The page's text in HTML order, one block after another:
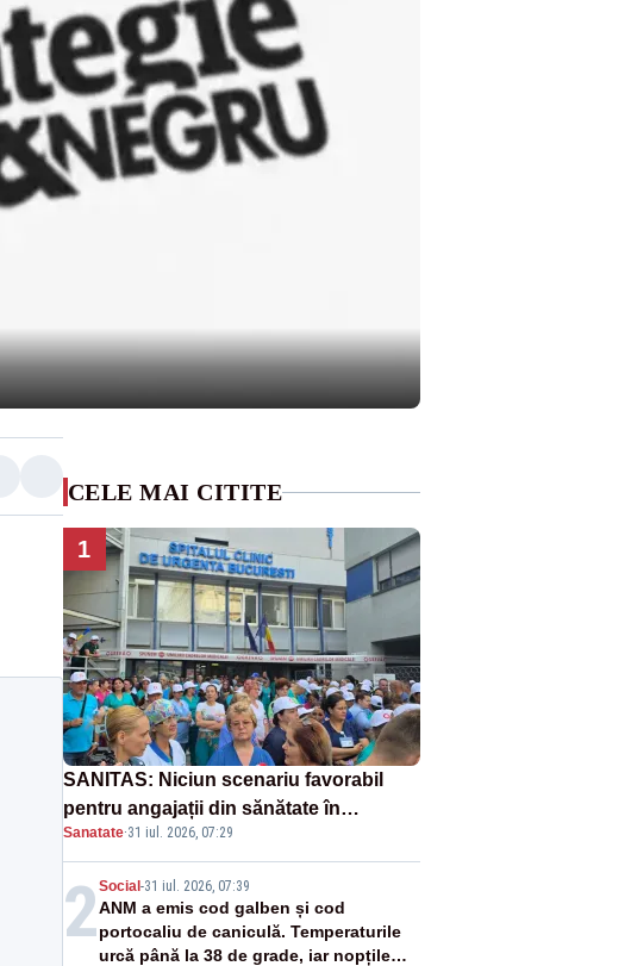
CELE MAI CITITE
1
SANITAS: Niciun scenariu favorabil
pentru angajații din sănătate în
proiectul Legii salarizării
Sanatate·31 iul. 2026, 07:29
2Social -31 iul. 2026, 07:39
ANM a emis cod galben și cod
portocaliu de caniculă. Temperaturile
urcă până la 38 de grade, iar nopțile